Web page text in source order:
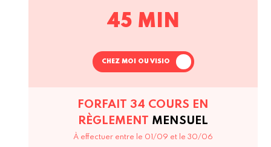
45 MIN
CHEZ MOI OU VISIO
FORFAIT 34 COURS EN
RÈGLEMENT MENSUEL
À effectuer entre le 01/09 et le 30/06